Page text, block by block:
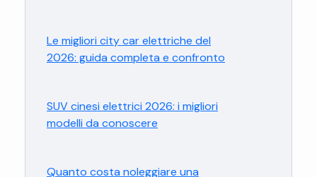
Le migliori city car elettriche del
2026: guida completa e confronto
SUV cinesi elettrici 2026: i migliori
modelli da conoscere
Quanto costa noleggiare una